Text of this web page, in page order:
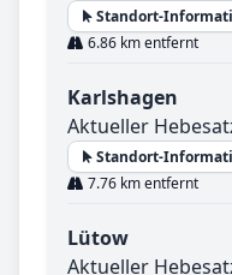
Standort-
6.86 km entfernt
Karlshagen
Aktueller
Standort-
7.76 km entfernt
Lütow
Aktueller